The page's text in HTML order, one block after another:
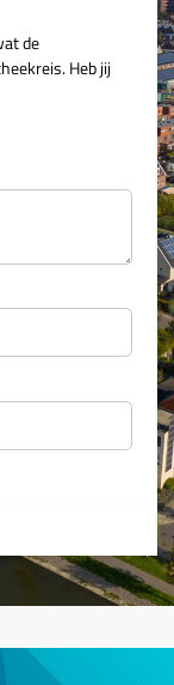
de
Heb jij